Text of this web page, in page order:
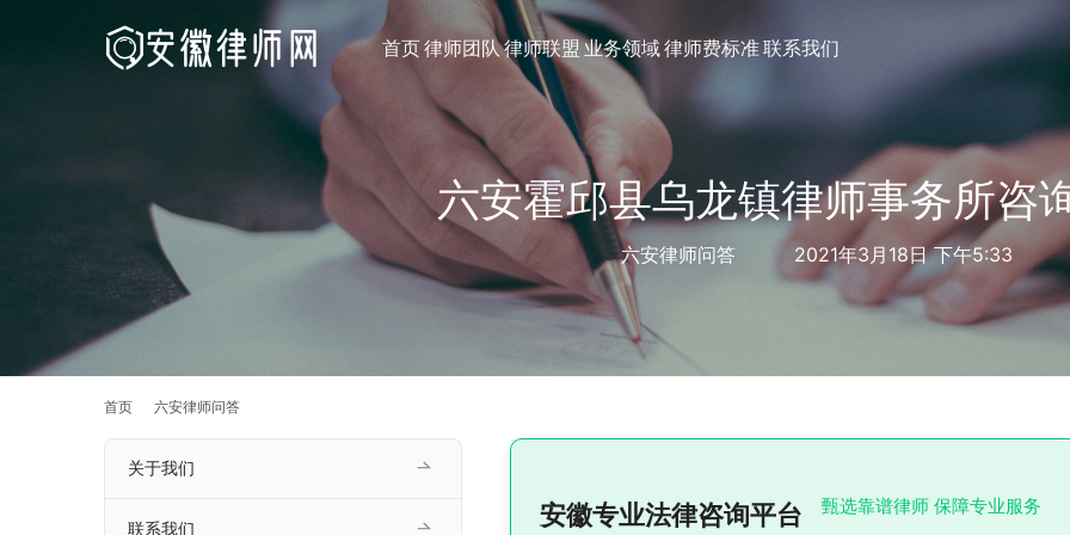
首页律师团队律师联盟业务领域律师费标准联系我们
六安霍邱县乌龙镇律师事务所咨
六安律师问答 2021年3月18日 下午5:33
首页 六安律师问答
安徽专业法律咨询平台 甄选靠谱律师 保障专业服务
关于我们
联系我们